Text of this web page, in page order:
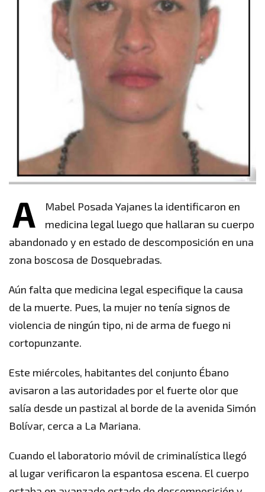
A
Mabel Posada Yajanes la identificaron en
medicina legal luego que hallaran su cuerpo
abandonado y en estado de descomposición en una
zona boscosa de Dosquebradas.
Aún falta que medicina legal especifique la causa
de la muerte. Pues, la mujer no tenía signos de
violencia de ningún tipo, ni de arma de fuego ni
cortopunzante.
Este miércoles, habitantes del conjunto Ébano
avisaron a las autoridades por el fuerte olor que
salía desde un pastizal al borde de la avenida Simón
Bolívar, cerca a La Mariana.
Cuando el laboratorio móvil de criminalística llegó
al lugar verificaron la espantosa escena. El cuerpo